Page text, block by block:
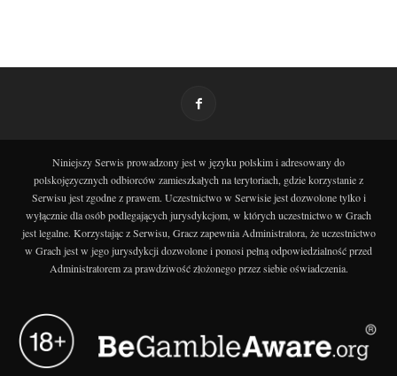
Niniejszy Serwis prowadzony jest w języku polskim i adresowany do
polskojęzycznych odbiorców zamieszkałych na terytoriach, gdzie korzystanie z
Serwisu jest zgodne z prawem. Uczestnictwo w Serwisie jest dozwolone tylko i
wyłącznie dla osób podlegających jurysdykcjom, w których uczestnictwo w Grach
jest legalne. Korzystając z Serwisu, Gracz zapewnia Administratora, że uczestnictwo
w Grach jest w jego jurysdykcji dozwolone i ponosi pełną odpowiedzialność przed
Administratorem za prawdziwość złożonego przez siebie oświadczenia.